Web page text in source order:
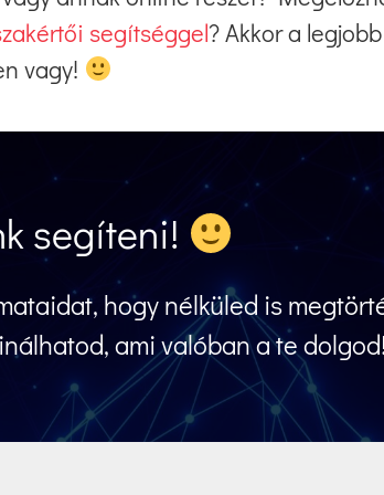
segítséggel? Akkor a
vagy!
segíteni!
hogy nélküled is
ami valóban a te dolgod!